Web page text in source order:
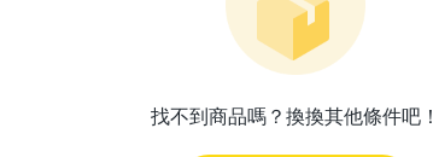
找不到商品嗎？換換其他條件吧！